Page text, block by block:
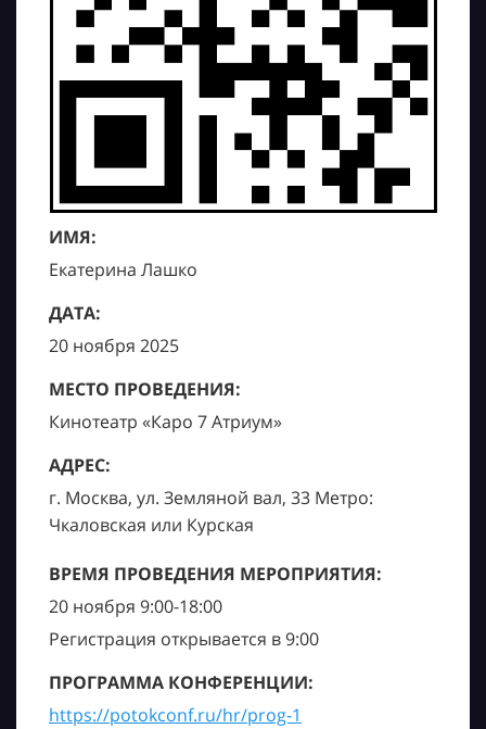
ИМЯ:
Екатерина Лашко
ДАТА:
20 ноября 2025
МЕСТО ПРОВЕДЕНИЯ:
Кинотеатр «Каро 7 Атриум»
АДРЕС:
г. Москва, ул. Земляной вал, 33 Метро:
Чкаловская или Курская
ВРЕМЯ ПРОВЕДЕНИЯ МЕРОПРИЯТИЯ:
20 ноября 9:00-18:00
Регистрация открывается в 9:00
ПРОГРАММА КОНФЕРЕНЦИИ:
https://potokconf.ru/hr/prog-1